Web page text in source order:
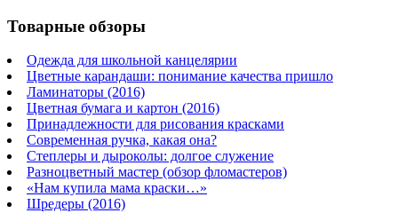
Товарные обзоры
Одежда для школьной канцелярии
Цветные карандаши: понимание качества пришло
Ламинаторы (2016)
Цветная бумага и картон (2016)
Принадлежности для рисования красками
Современная ручка, какая она?
Степлеры и дыроколы: долгое служение
Разноцветный мастер (обзор фломастеров)
«Нам купила мама краски…»
Шредеры (2016)